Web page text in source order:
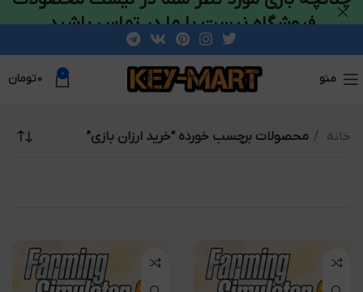
منو 0 ۰تومان
خانه محصولات برچسب خورده “خرید ارزان بازی”
فروشگاه نیست با ما در تماس باشید